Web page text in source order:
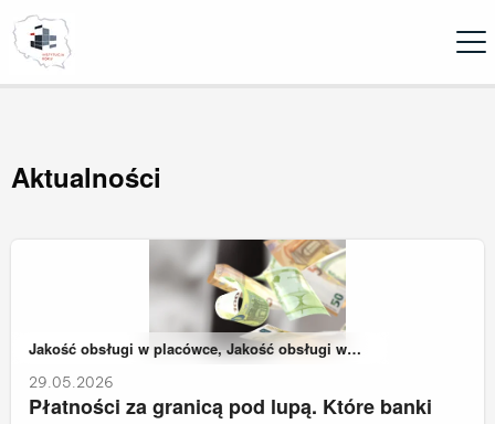
Aktualności
Należy do kategorii:
Jakość obsługi w placówce, Jakość obsługi w
29.05.2026
Płatności za granicą pod lupą. Które banki